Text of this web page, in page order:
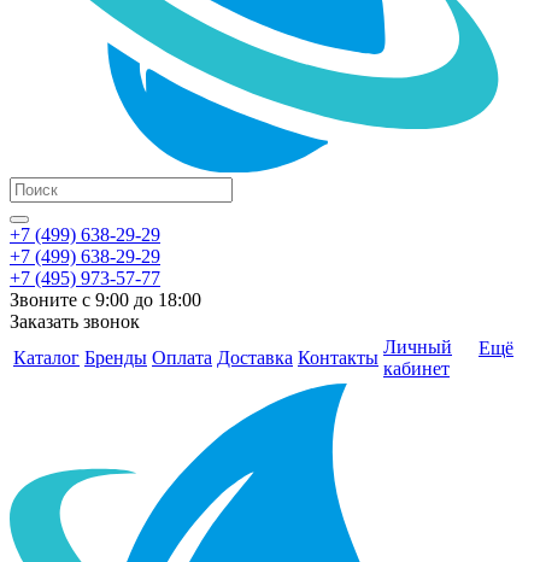
+7 (499) 638-29-29
+7 (499) 638-29-29
+7 (495) 973-57-77
Звоните с 9:00 до 18:00
Заказать звонок
Каталог Бренды Оплата Доставка Контакты
Личный
кабинет
Ещё